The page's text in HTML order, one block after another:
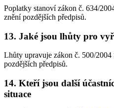
Poplatky stanoví zákon č. 634/
znění pozdějších předpisů.
13. Jaké jsou lhůty pro
Lhůty upravuje zákon č. 500/2004
pozdějších předpisů.
14. Kteří jsou další
situace